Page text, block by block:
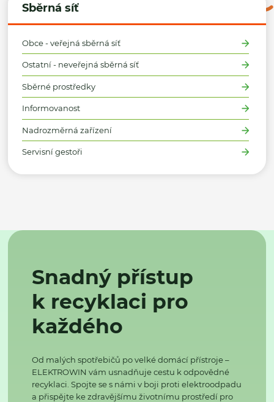
Sběrná síť
Obce - veřejná sběrná síť
Ostatní - neveřejná sběrná síť
Sběrné prostředky
Informovanost
Nadrozměrná zařízení
Servisní gestoři
Snadný přístup
k recyklaci pro
každého
Od malých spotřebičů po velké domácí přístroje –
ELEKTROWIN vám usnadňuje cestu k odpovědné
recyklaci. Spojte se s námi v boji proti elektroodpadu
a přispějte ke zdravějšímu životnímu prostředí pro